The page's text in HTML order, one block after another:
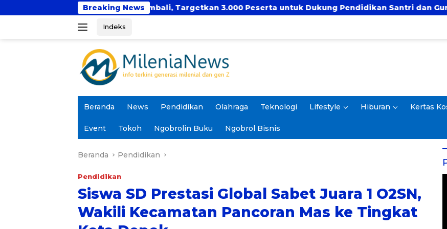
ke
Breaking News
Hadir Kembali, Targetkan 3.000 Peserta untuk Dukung Pendidikan Santri dan Guru Honorer Prof.
Indeks
Beranda News Pendidikan Olahraga Teknologi Lifestyle Hiburan Kertas
Event Tokoh Ngobrolin Buku Ngobrol Bisnis
Beranda Pendidikan
Pendidikan
Siswa SD Prestasi Global Sabet Juara 1 O2SN,
Wakili Kecamatan Pancoran Mas ke Tingkat